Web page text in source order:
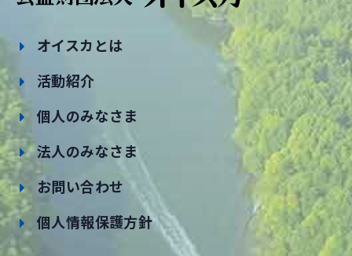
オイスカとは
活動紹介
個人のみなさま
法人のみなさま
お問い合わせ
個人情報保護方針